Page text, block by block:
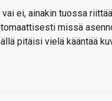
ei, ainakin tuossa
missä
pitäisi vielä kääntää